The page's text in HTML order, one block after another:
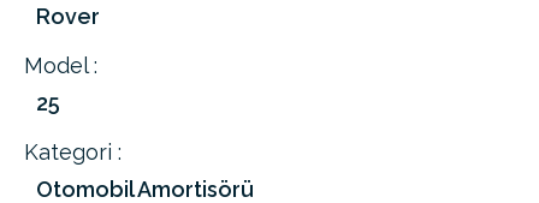
Rover
Model :
25
Kategori :
Otomobil Amortisörü